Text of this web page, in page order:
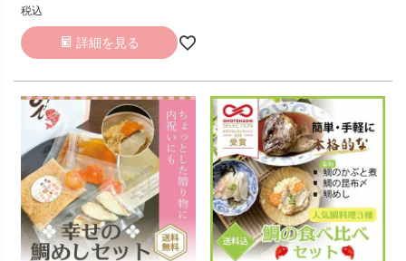
税込
詳細を見る